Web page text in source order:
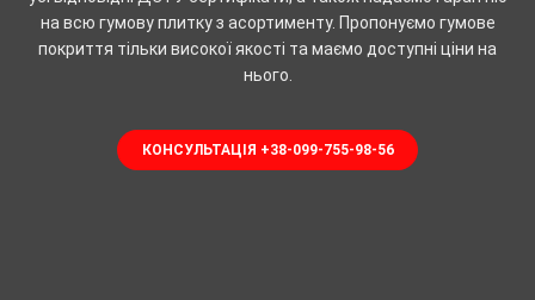
на всю гумову плитку з асортименту. Пропонуємо гумове
покриття тільки високої якості та маємо доступні ціни на
нього.
КОНСУЛЬТАЦІЯ +38-099-755-98-56